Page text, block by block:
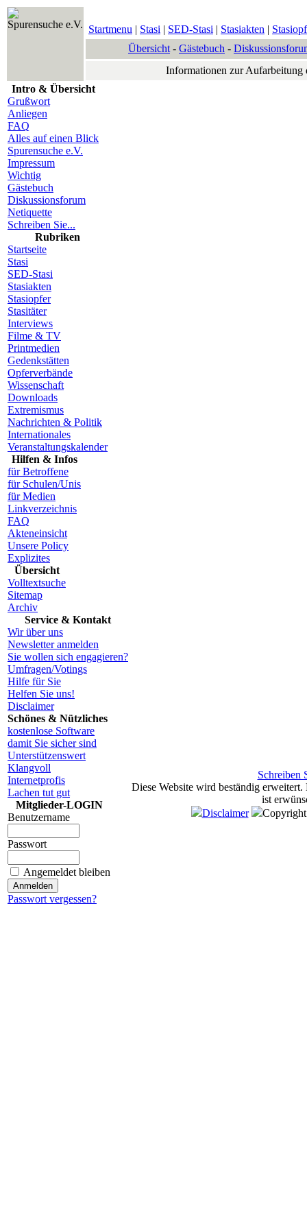
Spurensuche e.V. Startmenu | Stasi | SED-Stasi | Stasiakten |
Übersicht - Gästebuch -
Informationen zur
Intro & Übersicht
Grußwort
Anliegen
FAQ
Alles auf einen Blick
Spurensuche e.V.
Impressum
Wichtig
Gästebuch
Diskussionsforum
Netiquette
Schreiben Sie...
Rubriken
Startseite
Stasi
SED-Stasi
Stasiakten
Stasiopfer
Stasitäter
Interviews
Filme & TV
Printmedien
Gedenkstätten
Opferverbände
Wissenschaft
Downloads
Extremismus
Nachrichten & Politik
Internationales
Veranstaltungskalender
Hilfen & Infos
für Betroffene
für Schulen/Unis
für Medien
Linkverzeichnis
FAQ
Akteneinsicht
Unsere Policy
Explizites
Übersicht
Volltextsuche
Sitemap
Archiv
Service & Kontakt
Wir über uns
Newsletter anmelden
Sie wollen sich engagieren?
Umfragen/Votings
Hilfe für Sie
Helfen Sie uns!
Disclaimer
Schönes & Nützliches
kostenlose Software
damit Sie sicher sind
Unterstützenswert
Klangvoll
Internetprofis
Lachen tut gut
Mitglieder-LOGIN
Benutzername
Passwort
Angemeldet bleiben
Passwort vergessen?
Schreiben
Diese Website wird beständig
ist
Disclaimer